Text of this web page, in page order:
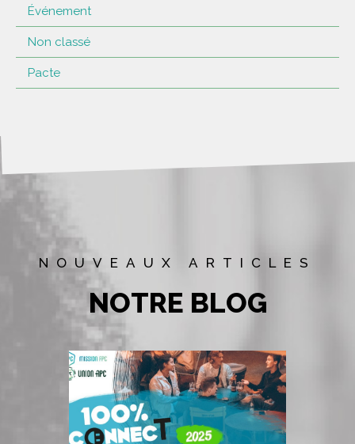
Événement
Non classé
Pacte
NOUVEAUX ARTICLES
NOTRE BLOG